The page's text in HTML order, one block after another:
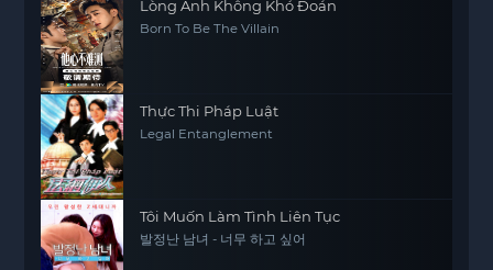
Lòng Anh Không Khó Đoán
Born To Be The Villain
Thực Thi Pháp Luật
Legal Entanglement
Tôi Muốn Làm Tình Liên Tục
발정난 남녀 - 너무 하고 싶어